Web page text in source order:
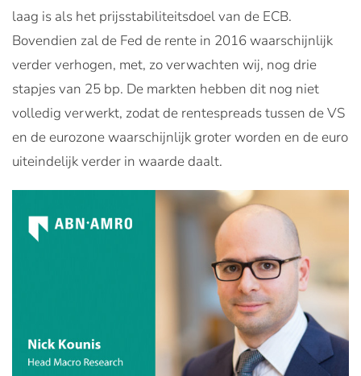
laag is als het prijsstabiliteitsdoel van de ECB.
Bovendien zal de Fed de rente in 2016 waarschijnlijk
verder verhogen, met, zo verwachten wij, nog drie
stapjes van 25 bp. De markten hebben dit nog niet
volledig verwerkt, zodat de rentespreads tussen de VS
en de eurozone waarschijnlijk groter worden en de euro
uiteindelijk verder in waarde daalt.